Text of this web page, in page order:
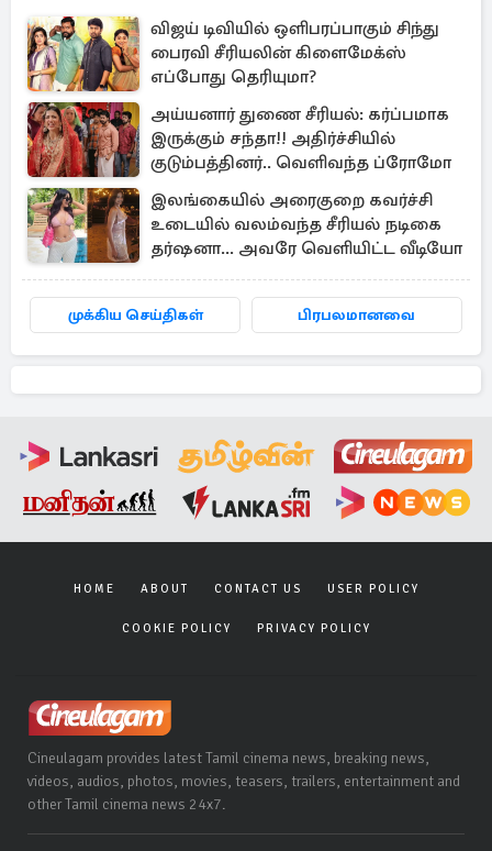
விஜய் டிவியில் ஒளிபரப்பாகும் சிந்து
பைரவி சீரியலின் கிளைமேக்ஸ்
எப்போது தெரியுமா?
அய்யனார் துணை சீரியல்: கர்ப்பமாக
இருக்கும் சந்தா!! அதிர்ச்சியில்
குடும்பத்தினர்.. வெளிவந்த ப்ரோமோ
இலங்கையில் அரைகுறை கவர்ச்சி
உடையில் வலம்வந்த சீரியல் நடிகை
தர்ஷனா... அவரே வெளியிட்ட வீடியோ
முக்கிய செய்திகள் பிரபலமானவை
HOME ABOUT CONTACT US USER POLICY
COOKIE POLICY PRIVACY POLICY
Cineulagam provides latest Tamil cinema news, breaking news,
videos, audios, photos, movies, teasers, trailers, entertainment and
other Tamil cinema news 24x7.